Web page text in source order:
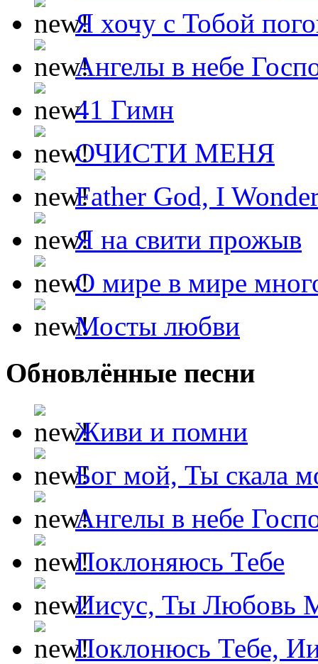
Я хочу с Тобой
Ангелы в небе
41 Гимн
ОЧИСТИ МЕНЯ
Father God, I
Я на свити прожыв
О мире в мире
Мосты любви
Обновлённые песни
Живи и помни
Бог мой, Ты скала
Ангелы в небе
Поклоняюсь Тебе
Иисус, Ты Любовь
Поклонюсь Тебе,